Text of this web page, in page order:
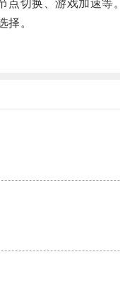
切换、游戏加速等。
。